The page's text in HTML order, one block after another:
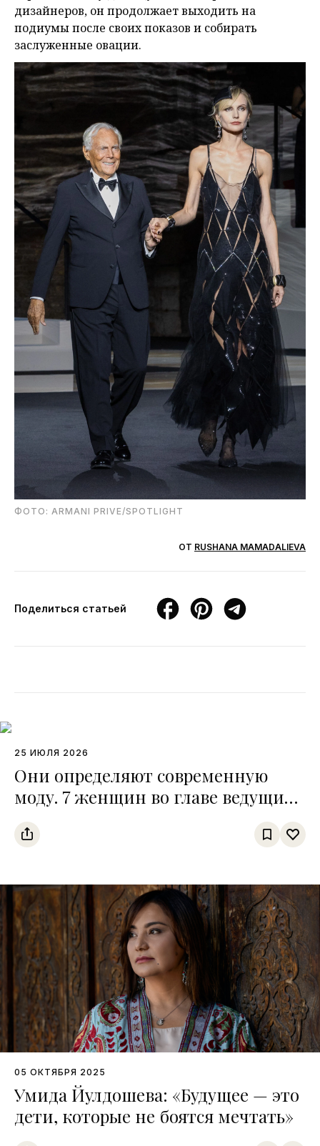
дизайнеров, он продолжает выходить на
подиумы после своих показов и собирать
заслуженные овации.
ФОТО: ARMANI PRIVE/SPOTLIGHT
ОТ RUSHANA MAMADALIEVA
Поделиться статьей
25 ИЮЛЯ 2026
Они определяют современную
моду. 7 женщин во главе ведущих
fashion-брендов
05 ОКТЯБРЯ 2025
Умида Йулдошева: «Будущее — это
дети, которые не боятся мечтать»